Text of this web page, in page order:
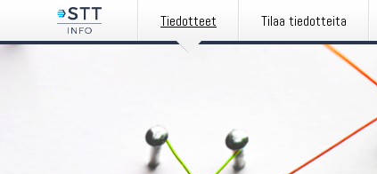
Tiedotteet Tilaa tiedotteita